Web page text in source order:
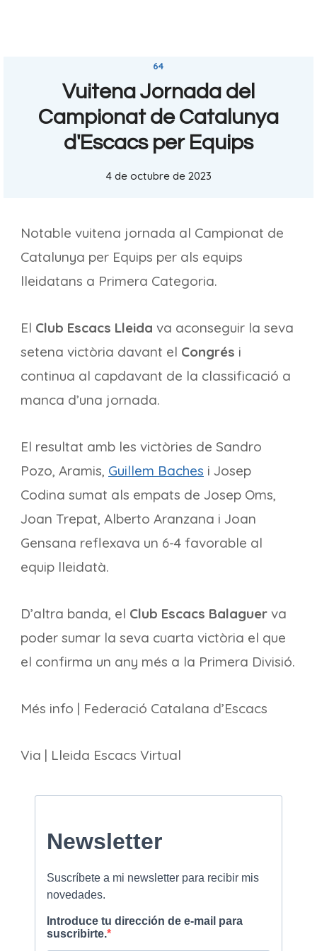
64
Vuitena Jornada del
Campionat de Catalunya
d'Escacs per Equips
4 de octubre de 2023
Notable vuitena jornada al Campionat de
Catalunya per Equips per als equips
lleidatans a Primera Categoria.
El Club Escacs Lleida va aconseguir la seva
setena victòria davant el Congrés i
continua al capdavant de la classificació a
manca d’una jornada.
El resultat amb les victòries de Sandro
Pozo, Aramis, Guillem Baches i Josep
Codina sumat als empats de Josep Oms,
Joan Trepat, Alberto Aranzana i Joan
Gensana reflexava un 6-4 favorable al
equip lleidatà.
D’altra banda, el Club Escacs Balaguer va
poder sumar la seva cuarta victòria el que
el confirma un any més a la Primera Divisió.
Més info | Federació Catalana d’Escacs
Via | Lleida Escacs Virtual